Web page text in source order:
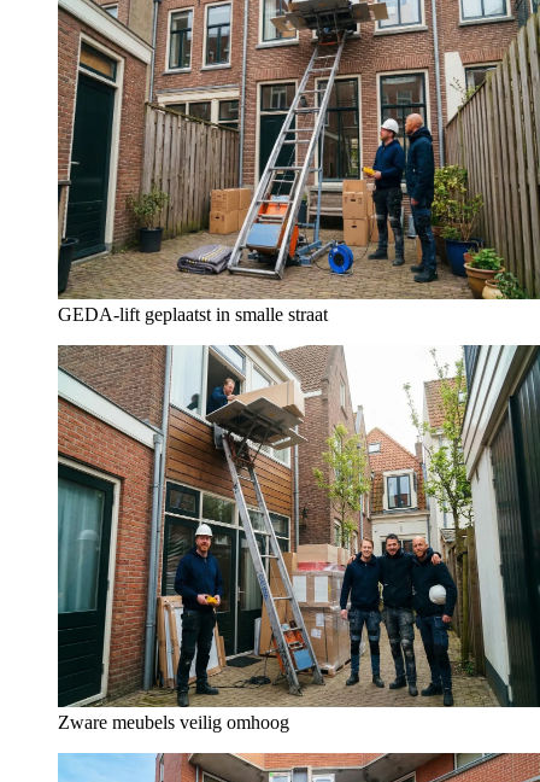
GEDA-lift geplaatst in smalle straat
Zware meubels veilig omhoog